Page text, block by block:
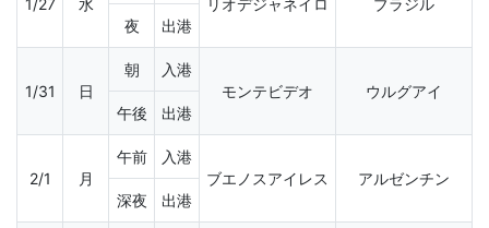
1/27 水
リオデジャネイロ
ブラジル
夜
出港
1/31 日
朝
入港
モンテビデオ
ウルグアイ
午後
出港
2/1 月
午前
入港
ブエノスアイレス
アルゼンチン
深夜
出港